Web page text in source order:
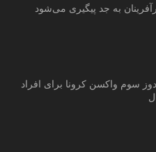
به جد پیگیری می‌شود
سوم واکسن کرونا برای افراد